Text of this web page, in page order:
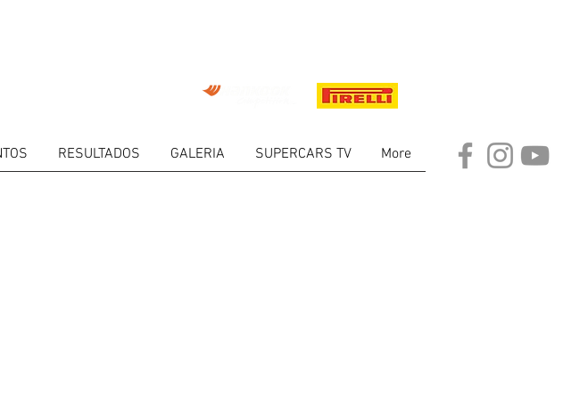
RESULTADOS GALERIA SUPERCARS TV More